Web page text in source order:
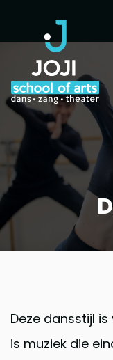
Deze dansstijl
is muziek die